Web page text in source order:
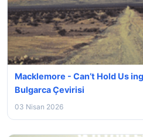
Macklemore - Can’t Hold Us
Bulgarca Çevirisi
03 Nisan 2026